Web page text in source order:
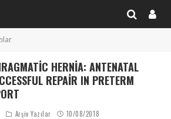
HERNIA: ANTENATAL
REPAIR IN PRETERM
Arşiv Yazılar 10/08/2018